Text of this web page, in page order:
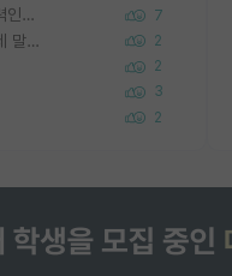
박사진학하기에 2억은 괜찮은 (?) 정도의 경제력인가요 7
타대학원 컨텍 준비중인데, 지도교수님께는 언제 말씀드려야 할까요? 2
2
3
2